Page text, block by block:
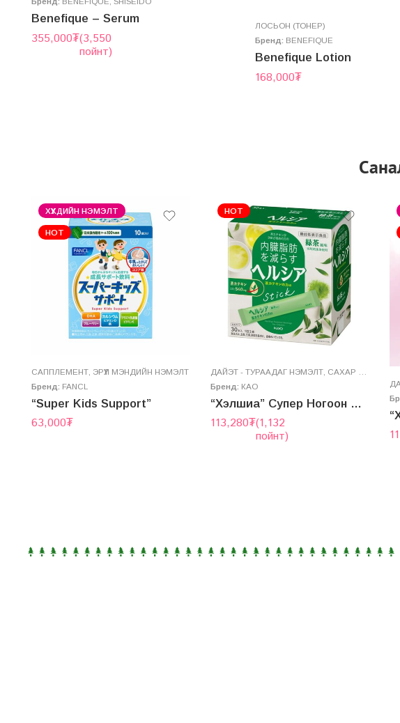
Benefique – Serum
355,000₮(3,550
пойнт)
ЛОСЬОН (ТОНЕР)
Бренд: BENEFIQUE
Benefique Lotion
168,000₮
ХҮҮХДИЙН НЭМЭЛТ
HOT
САППЛЕМЕНТ ЭРҮҮЛ МЭНДИЙН НЭМЭЛТ
Бренд: FANCL
“Super Kids Support”
63,000₮
HOT
ДАЙЭТ - ТУРААДАГ НЭМЭЛТ САХАР БУУЛГАГЧ
Бренд: КАО
“Хэлшиа” Супер Ногоон Цай
113,280₮(1,132
пойнт)